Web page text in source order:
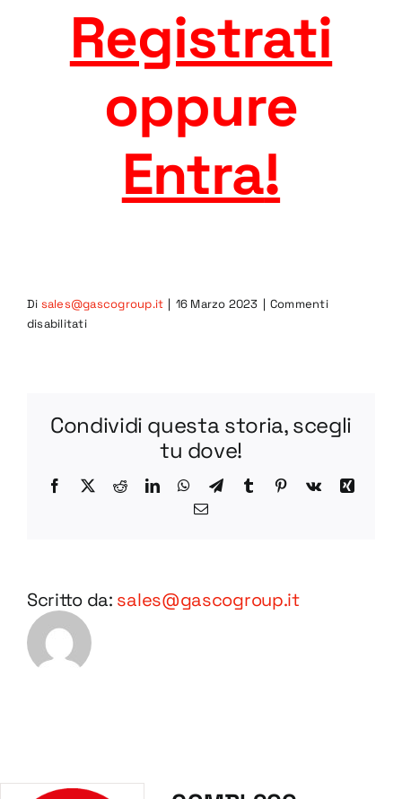
Registrati
oppure
Entra!
Di sales@gascogroup.it | 16 Marzo 2023 | Commenti
disabilitatisu
Condividi questa storia, scegli
tu dove!
Facebook
X RedditLinkedInWhatsApp
TelegramTumblr Pinterest
Vk
Xing
Email
Scritto da: sales@gascogroup.it